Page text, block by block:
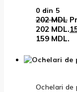
0 din 5
202MDL
202 MDL.
159 MDL.
Ochelari de